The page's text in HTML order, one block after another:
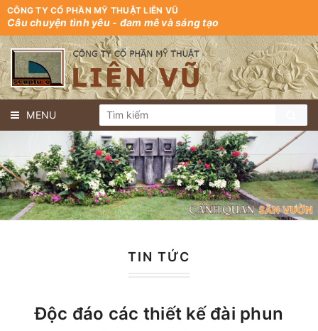
CÔNG TY CỔ PHẦN MỸ THUẬT LIÊN VŨ
Câu chuyện tình yêu - đam mê và sáng tạo
MENU
TIN TỨC
Độc đáo các thiết kế đài phun